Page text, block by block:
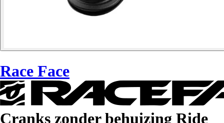
Race Face
Cranks zonder behuizing Ride